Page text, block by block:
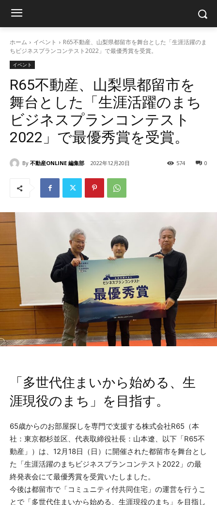
ホーム イベント
R65不動産、山梨県都留市を舞台とした「生涯活躍のま
ちビジネスプランコンテスト2022」で最優秀賞を受賞。
イベント
R65不動産、山梨県都留市を
舞台とした「生涯活躍のまち
ビジネスプランコンテスト
2022」で最優秀賞を受賞。
By 不動産ONLINE 編集部 2022年12月20日 0
574
「多世代住まいから始める、生
涯現役のまち」を目指す。
65歳からのお部屋探しを専門で支援する株式会社R65（本
社：東京都杉並区、代表取締役社長：山本遼、以下「R65不
動産」）は、12月18日（日）に開催された都留市を舞台とし
た「生涯活躍のまちビジネスプランコンテスト2022」の最
終発表会にて最優秀賞を受賞いたしました。
今後は都留市で「コミュニティ付共同住宅」の運営を行うこ
とで「多世代住まいから始める、生涯現役のまち」を目指し